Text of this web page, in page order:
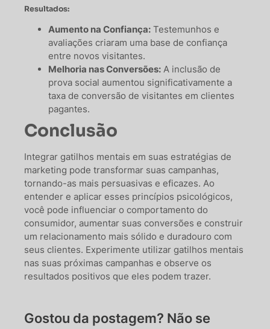
Resultados:
Aumento na Confiança: Testemunhos e
avaliações criaram uma base de confiança
entre novos visitantes.
Melhoria nas Conversões: A inclusão de
prova social aumentou significativamente a
taxa de conversão de visitantes em clientes
pagantes.
Conclusão
Integrar gatilhos mentais em suas estratégias de
marketing pode transformar suas campanhas,
tornando-as mais persuasivas e eficazes. Ao
entender e aplicar esses princípios psicológicos,
você pode influenciar o comportamento do
consumidor, aumentar suas conversões e construir
um relacionamento mais sólido e duradouro com
seus clientes. Experimente utilizar gatilhos mentais
nas suas próximas campanhas e observe os
resultados positivos que eles podem trazer.
Gostou da postagem? Não se